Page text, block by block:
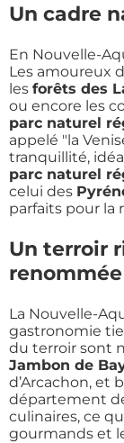
Un cadre
En Nouvelle-
Les amoureux
les forêts des
ou encore les
parc naturel
appelé "la
tranquillité,
parc naturel
celui des
parfaits pour la
Un terroir
renommée
La Nouvelle-
gastronomie
du terroir sont
Jambon de
d’Arcachon, et
département
culinaires, ce
gourmands et